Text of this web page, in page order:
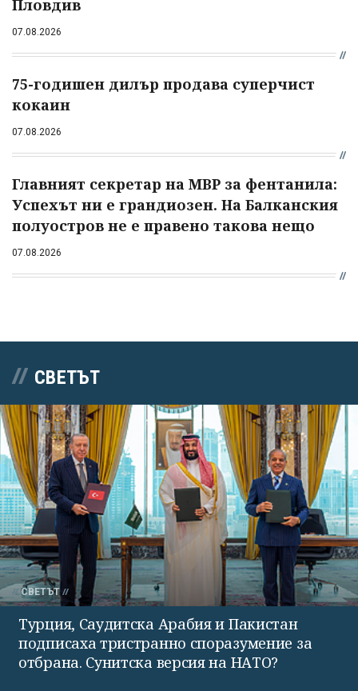
Пловдив
07.08.2026
75-годишен дилър продава суперчист
кокаин
07.08.2026
Главният секретар на МВР за фентанила:
Успехът ни е грандиозен. На Балканския
полуостров не е правено такова нещо
07.08.2026
СВЕТЪТ
СВЕТЪТ
Турция, Саудитска Арабия и Пакистан
подписаха тристранно споразумение за
отбрана. Сунитска версия на НАТО?